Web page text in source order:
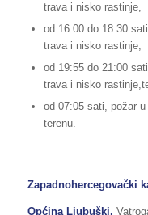
trava i nisko rastinje,
od 16:00 do 18:30
trava i nisko rastinje,
od 19:55 do 21:00
trava i nisko
od 07:05 sati, požar
terenu.
Zapadnohercegovački
Općina Ljubuški.